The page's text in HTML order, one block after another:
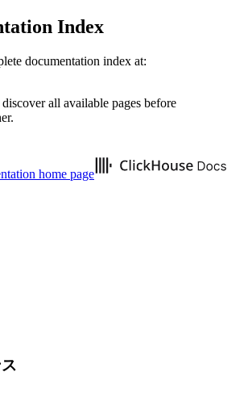
Index
documentation index at:
all available pages before
home page